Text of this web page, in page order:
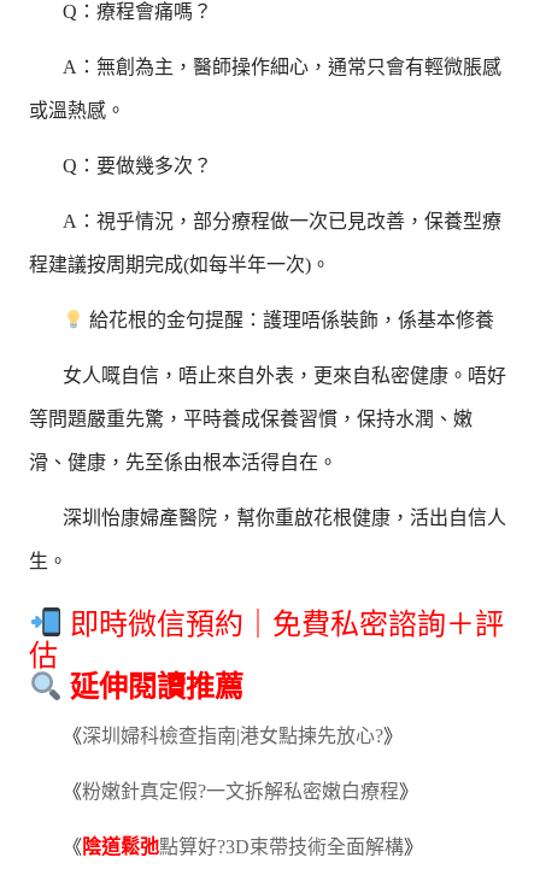
Q：療程會痛嗎？
A：無創為主，醫師操作細心，通常只會有輕微脹感
或溫熱感。
Q：要做幾多次？
A：視乎情況，部分療程做一次已見改善，保養型療
程建議按周期完成(如每半年一次)。
給花根的金句提醒：護理唔係裝飾，係基本修養
女人嘅自信，唔止來自外表，更來自私密健康。唔好
等問題嚴重先驚，平時養成保養習慣，保持水潤、嫩
滑、健康，先至係由根本活得自在。
深圳怡康婦產醫院，幫你重啟花根健康，活出自信人
生。
即時微信預約｜免費私密諮詢＋評
估
延伸閱讀推薦
《深圳婦科檢查指南|港女點揀先放心?》
《粉嫩針真定假?一文拆解私密嫩白療程》
《 陰道鬆弛點算好?3D束帶技術全面解構》